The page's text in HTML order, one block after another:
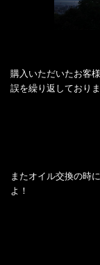
購入いただいたお客
誤を繰り返しておりま
またオイル交換の時
よ！